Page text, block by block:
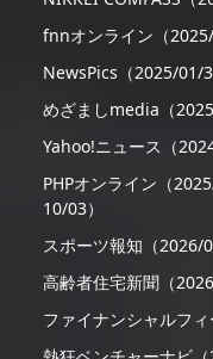
fnnオンライン（2025/
NewsPics（2025/01/
めざましmedia（
Yahoo!ニュース（
PHPオンライン（
10/03）
スポーツ報知（2026/
高齢者住宅新聞（
ファイナンシャルフ